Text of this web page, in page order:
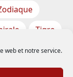
web et notre service.
Tigre
Étoile